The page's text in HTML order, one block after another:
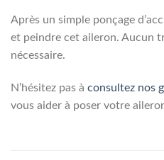
Après un simple ponçage
et peindre cet aileron. Aucun
nécessaire.
N’hésitez pas à consultez nos
vous aider à poser votre